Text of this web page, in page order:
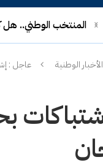
المنتخب الوطني.. هل
الأخبار الوطنية عاجل :